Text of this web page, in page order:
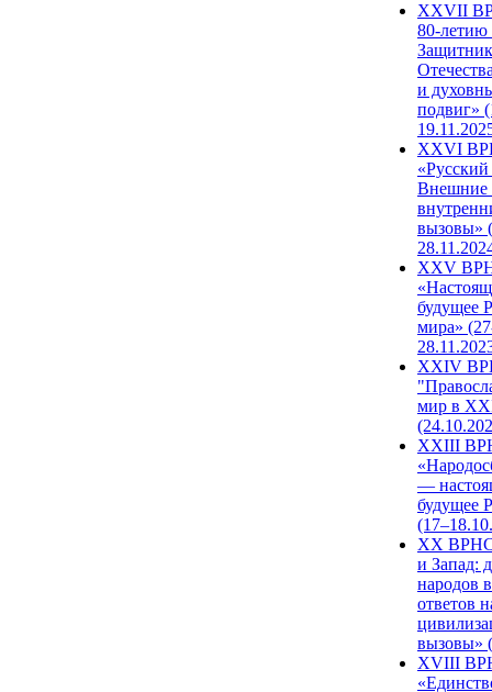
ХХVII
80-
и
подвиг»
XXVI
Внешние
вызовы»
XXV
будущее
мира»
XXIV
мир в
XXIII
—
будущее
XX ВРНС
и Запад:
народов
ответов
вызовы»
XVIII